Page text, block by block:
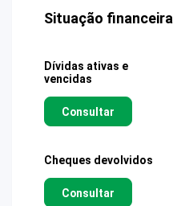
Situação financeira
Dívidas ativas e
vencidas
Consultar
Cheques devolvidos
Consultar